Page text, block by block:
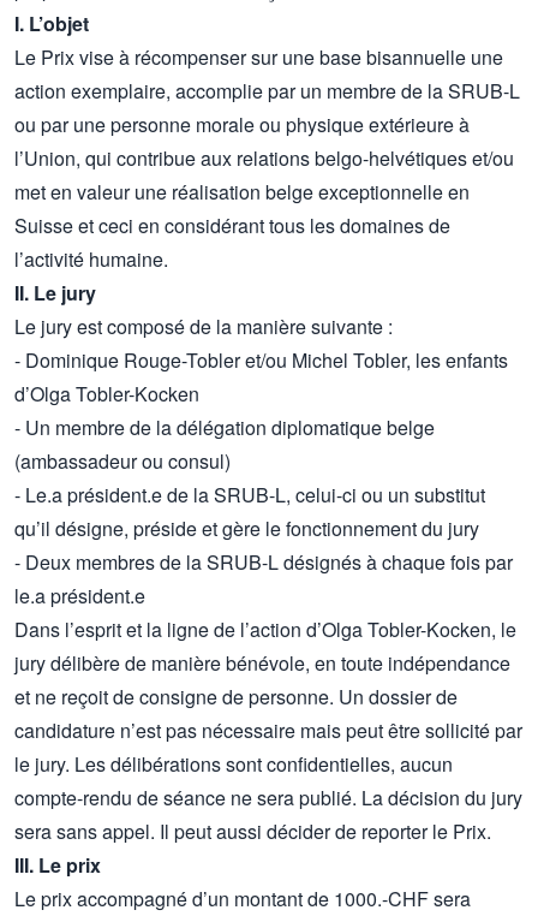
I. L’objet
Le Prix vise à récompenser sur une base bisannuelle une
action exemplaire, accomplie par un membre de la SRUB-L
ou par une personne morale ou physique extérieure à
l’Union, qui contribue aux relations belgo-helvétiques et/ou
met en valeur une réalisation belge exceptionnelle en
Suisse et ceci en considérant tous les domaines de
l’activité humaine.
II. Le jury
Le jury est composé de la manière suivante :
- Dominique Rouge-Tobler et/ou Michel Tobler, les enfants
d’Olga Tobler-Kocken
- Un membre de la délégation diplomatique belge
(ambassadeur ou consul)
- Le.a président.e de la SRUB-L, celui-ci ou un substitut
qu’il désigne, préside et gère le fonctionnement du jury
- Deux membres de la SRUB-L désignés à chaque fois par
le.a président.e
Dans l’esprit et la ligne de l’action d’Olga Tobler-Kocken, le
jury délibère de manière bénévole, en toute indépendance
et ne reçoit de consigne de personne. Un dossier de
candidature n’est pas nécessaire mais peut être sollicité par
le jury. Les délibérations sont confidentielles, aucun
compte-rendu de séance ne sera publié. La décision du jury
sera sans appel. Il peut aussi décider de reporter le Prix.
III. Le prix
Le prix accompagné d’un montant de 1000.-CHF sera